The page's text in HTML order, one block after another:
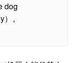
dog
。